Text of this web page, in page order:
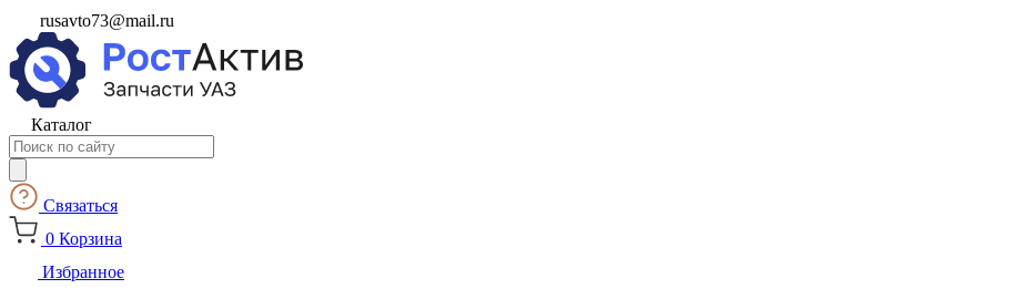
rusavto73@mail.ru
Каталог
Поиск
товаров
Связаться
0 Корзина
Избранное